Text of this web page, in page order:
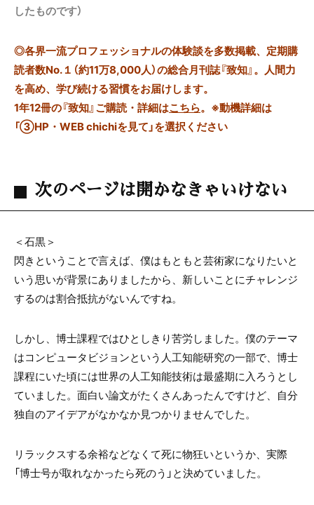
したものです）
◎各界一流プロフェッショナルの体験談を多数掲載、定期購
読者数No.１（約11万8,000人）の総合月刊誌『致知』。人間力
を高め、学び続ける習慣をお届けします。
1年12冊の『致知』ご購読・詳細はこちら。 ※動機詳細は
「③HP・WEB chichiを見て」を選択ください
次のページは開かなきゃいけない
＜石黒＞
閃きということで言えば、僕はもともと芸術家になりたいと
いう思いが背景にありましたから、新しいことにチャレンジ
するのは割合抵抗がないんですね。
しかし、博士課程ではひとしきり苦労しました。僕のテーマ
はコンピュータビジョンという人工知能研究の一部で、博士
課程にいた頃には世界の人工知能技術は最盛期に入ろうとし
ていました。面白い論文がたくさんあったんですけど、自分
独自のアイデアがなかなか見つかりませんでした。
リラックスする余裕などなくて死に物狂いというか、実際
「博士号が取れなかったら死のう」と決めていました。